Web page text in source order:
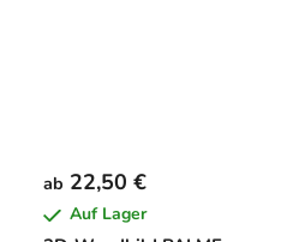
ab 22,50 €
Auf Lager